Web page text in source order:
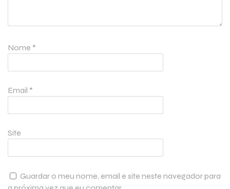
Nome *
Email *
Site
Guardar o meu nome, email e site neste navegador para